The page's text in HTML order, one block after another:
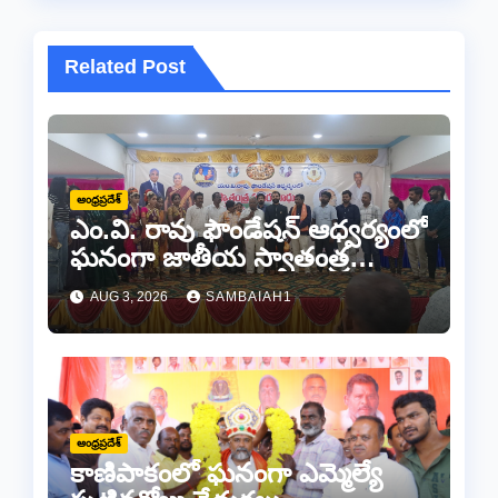
Related Post
ఆంధ్రప్రదేశ్
ఎం.వి. రావు ఫౌండేషన్ ఆధ్వర్యంలో
ఘనంగా జాతీయ స్వాతంత్ర
సమరయోధుల పురస్కారాలు
ప్రధానోత్సవం వేడుకలు
AUG 3, 2026 SAMBAIAH1
ఆంధ్రప్రదేశ్
కాణిపాకంలో ఘనంగా ఎమ్మెల్యే